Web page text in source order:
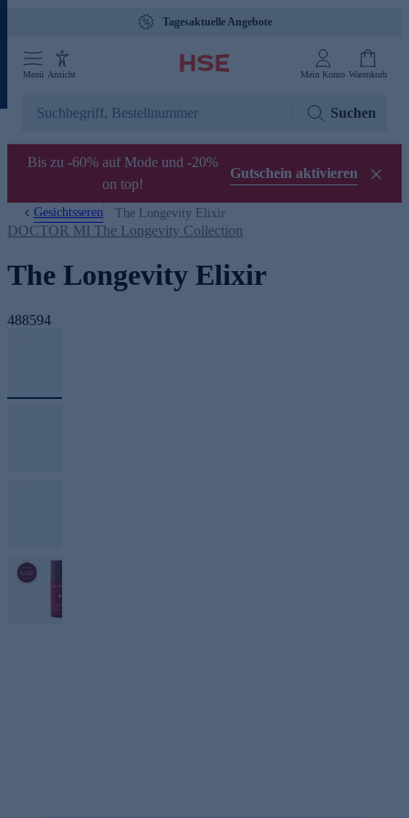
Tagesaktuelle Angebote
Menü Ansicht Mein Konto Warenkorb
Suchen
Bis zu -60% auf Mode und -20%
on top!
Gutschein aktivieren
Gesichtsseren The Longevity Elixir
DOCTOR MI The Longevity Collection
The Longevity Elixir
488594